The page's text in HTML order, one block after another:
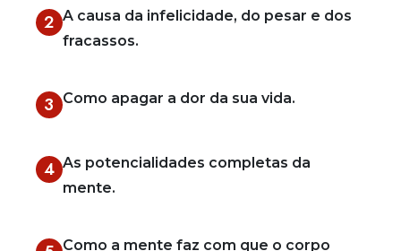
2 A causa da infelicidade, do pesar e dos
fracassos.
3 Como apagar a dor da sua vida.
4 As potencialidades completas da
mente.
Como a mente faz com que o corpo